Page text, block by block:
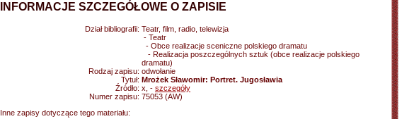
INFORMACJE SZCZEGÓŁOWE O ZAPISIE
Dział bibliografii: Teatr, film, radio, telewizja
- Teatr
- Obce realizacje sceniczne polskiego dramatu
- Realizacja poszczególnych sztuk (obce realizacje polskiego
dramatu)
Rodzaj zapisu: odwołanie
Tytuł: Mrożek Sławomir: Portret. Jugosławia
Źródło: x, - szczegóły
Numer zapisu: 75053 (AW)
Inne zapisy dotyczące tego materiału: